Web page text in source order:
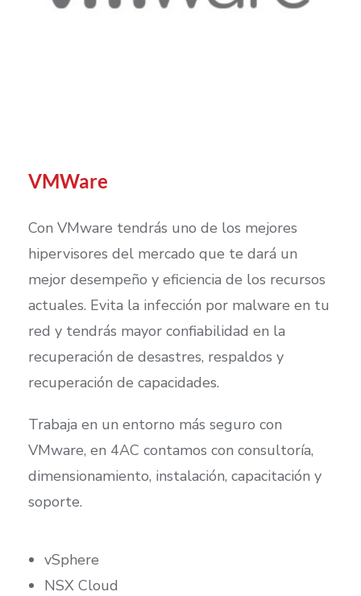
VMWare
Con VMware tendrás uno de los mejores
hipervisores del mercado que te dará un
mejor desempeño y eficiencia de los recursos
actuales. Evita la infección por malware en tu
red y tendrás mayor confiabilidad en la
recuperación de desastres, respaldos y
recuperación de capacidades.
Trabaja en un entorno más seguro con
VMware, en 4AC contamos con consultoría,
dimensionamiento, instalación, capacitación y
soporte.
vSphere
NSX Cloud